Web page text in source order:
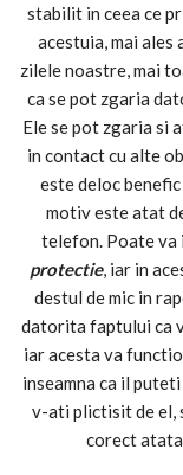
stabilit in ceea ce
acestuia, mai ales
zilele noastre, mai
ca se pot zgaria
Ele se pot zgaria si
in contact cu alte
este deloc
motiv este atat
telefon. Poate va
protectie, iar in
destul de mic in
datorita faptului ca
iar acesta va
inseamna ca il
v-ati plictisit de el,
corect atata